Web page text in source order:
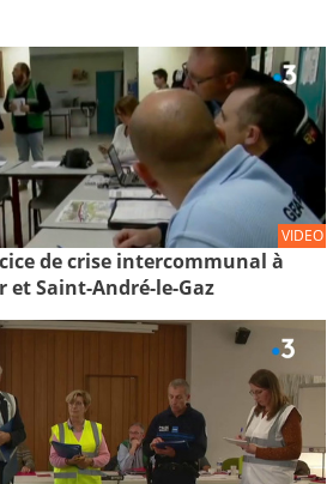
VIDEO
de crise intercommunal à
et Saint-André-le-Gaz